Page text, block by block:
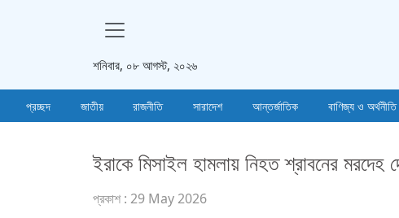
শনিবার, ০৮ আগস্ট, ২০২৬
প্রচ্ছদ জাতীয় রাজনীতি সারাদেশ আন্তর্জাতিক বাণিজ্য ও অর্থনীতি
ইরাকে মিসাইল হামলায় নিহত শ্রাবনের মরদেহ
প্রকাশ : 29 May 2026